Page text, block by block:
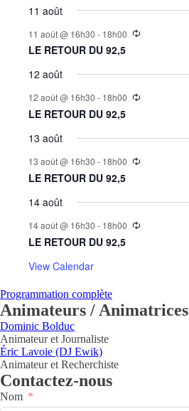
11 août
11 août @ 16h30 - 18h00
LE RETOUR DU 92,5
12 août
12 août @ 16h30 - 18h00
LE RETOUR DU 92,5
13 août
13 août @ 16h30 - 18h00
LE RETOUR DU 92,5
14 août
14 août @ 16h30 - 18h00
LE RETOUR DU 92,5
View Calendar
Programmation complète
Animateurs / Animatrices
Dominic Bolduc
Animateur et Journaliste
Éric Lavoie (DJ Ewik)
Animateur et Recherchiste
Contactez-nous
Nom